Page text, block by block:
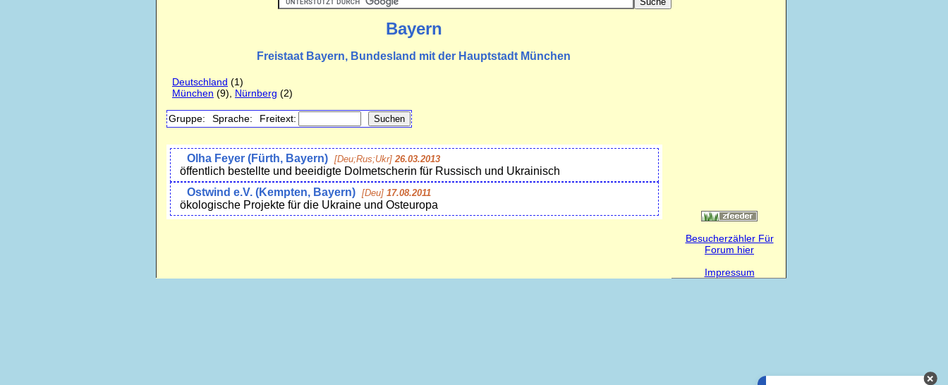
Besucherzähler Für
Forum hier
Impressum
Bayern
Freistaat Bayern, Bundesland mit der Hauptstadt München
Deutschland (1)
München (9), Nürnberg (2)
Gruppe: Sprache: Freitext:
Olha Feyer (Fürth, Bayern) [Deu;Rus;Ukr] 26.03.2013
öffentlich bestellte und beeidigte Dolmetscherin für Russisch und Ukrainisch
Ostwind e.V. (Kempten, Bayern) [Deu] 17.08.2011
ökologische Projekte für die Ukraine und Osteuropa